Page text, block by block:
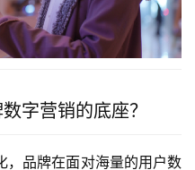
字营销的底座？
，品牌在面对海量的用户数